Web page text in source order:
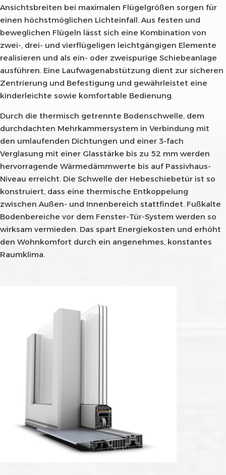
Ansichtsbreiten bei maximalen Flügelgrößen sorgen für
einen höchstmöglichen Lichteinfall. Aus festen und
beweglichen Flügeln lässt sich eine Kombination von
zwei-, drei- und vierflügeligen leichtgängigen Elemente
realisieren und als ein- oder zweispurige Schiebeanlage
ausführen. Eine Laufwagenabstützung dient zur sicheren
Zentrierung und Befestigung und gewährleistet eine
kinderleichte sowie komfortable Bedienung.
Durch die thermisch getrennte Bodenschwelle, dem
durchdachten Mehrkammersystem in Verbindung mit
den umlaufenden Dichtungen und einer 3-fach
Verglasung mit einer Glasstärke bis zu 52 mm werden
hervorragende Wärmedämmwerte bis auf Passivhaus-
Niveau erreicht. Die Schwelle der Hebeschiebetür ist so
konstruiert, dass eine thermische Entkoppelung
zwischen Außen- und Innenbereich stattfindet. Fußkalte
Bodenbereiche vor dem Fenster-Tür-System werden so
wirksam vermieden. Das spart Energiekosten und erhöht
den Wohnkomfort durch ein angenehmes, konstantes
Raumklima.